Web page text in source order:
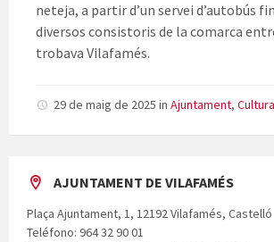
neteja, a partir d’un servei d’autobús
diversos consistoris de la comarca
trobava Vilafamés.
29 de maig de 2025 in Ajuntament, Cultura
AJUNTAMENT DE VILAFAMÉS
Plaça Ajuntament, 1, 12192 Vilafamés, Castelló
Teléfono: 964 32 90 01